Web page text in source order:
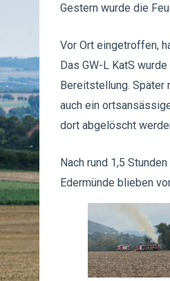
Gestern wurde die
Vor Ort eingetroffen,
Das GW-L KatS
Bereitstellung. Später
auch ein
dort abgelöscht
Nach rund 1,5
Edermünde blieben